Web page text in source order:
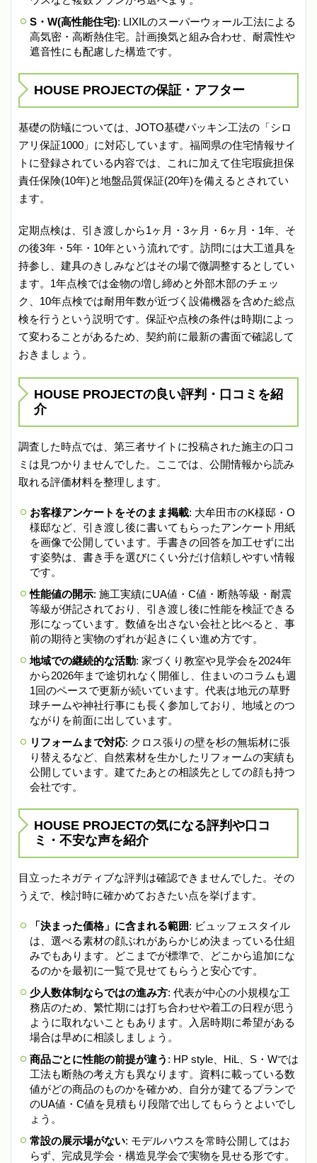
S・W(高性能住宅): LIXILのスーパーウォール工法による
高気密・高断熱住宅。計画換気と組み合わせ、耐震性や
遮音性にも配慮した構造です。
HOUSE PROJECTの保証・アフター
基礎の防蟻については、JOTO基礎パッキン工法の「シロ
アリ保証1000」に対応しています。福岡県の住宅情報サイ
トに登録されている内容では、これに加えて住宅瑕疵担保
責任保険(10年)と地盤品質保証(20年)を備えるとされてい
ます。
定期点検は、引き渡しから1ヶ月・3ヶ月・6ヶ月・1年、そ
の後3年・5年・10年という流れです。訪問には大工道具を
持参し、建具のきしみなどはその場で微調整するとしてい
ます。1年点検では金物の増し締めと外部木部のチェッ
ク、10年点検では耐用年数が近づく設備機器を含めた総点
検を行うという説明です。保証や点検の条件は時期によっ
て変わることがあるため、契約前に最新の書面で確認して
おきましょう。
HOUSE PROJECTの良い評判・口コミを紹
介
調査した時点では、第三者サイトに投稿された施主の口コ
ミは見つかりませんでした。ここでは、公開情報から読み
取れる評価材料を整理します。
お客様アンケートをそのまま掲載: 大牟田市のK様邸・O
様邸など、引き渡し後に書いてもらったアンケート用紙
を画像で公開しています。手書きの回答を加工せずに出
す姿勢は、書き手を選びにくい分だけ信頼しやすい情報
です。
性能値の開示: 施工実績にUA値・C値・断熱等級・耐震
等級が併記されており、引き渡し後に性能を検証できる
形になっています。数値を出さない会社と比べると、事
前の期待と実物のずれが起きにくい進め方です。
地域での継続的な活動: 家づくり教室や見学会を2024年
から2026年まで途切れなく開催し、住まいのコラムも週
1回のペースで更新が続いています。代表は地元の草野
球チームや神社行事にも長く参加しており、地域とのつ
ながりを前面に出しています。
リフォームまで対応: クロス張りの壁を杉の無垢材に張
り替えるなど、自然素材を生かしたリフォームの実績も
公開しています。建てたあとの相談先としての顔も持つ
会社です。
HOUSE PROJECTの気になる評判や口コ
ミ・不安な声を紹介
目立ったネガティブな評判は確認できませんでした。その
うえで、検討時に確かめておきたい点を挙げます。
「決まった価格」に含まれる範囲: ビュッフェスタイル
は、選べる素材の顔ぶれがあらかじめ決まっている仕組
みでもあります。どこまでが標準で、どこから追加にな
るのかを最初に一覧で見せてもらうと安心です。
少人数体制ならではの進み方: 代表が中心の小規模な工
務店のため、繁忙期には打ち合わせや着工の日程が思う
ように取れないこともあります。入居時期に希望がある
場合は早めに相談しましょう。
商品ごとに性能の前提が違う : HP style、HiL、S・Wでは
工法も断熱の考え方も異なります。資料に載っている数
値がどの商品のものかを確かめ、自分が建てるプランで
のUA値・C値を見積もり段階で出してもらうとよいでし
ょう。
常設の展示場がない: モデルハウスを常時公開してはお
らず、完成見学会・構造見学会で実物を見せる形です。